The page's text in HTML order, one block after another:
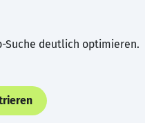
Suche deutlich optimieren.